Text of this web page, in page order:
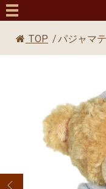
TOP /パジャマ